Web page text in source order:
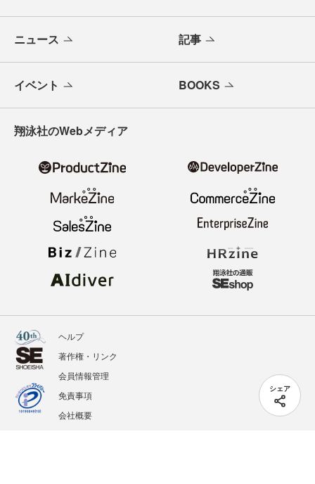
シェア
ニュース 記事
イベント BOOKS
翔泳社のWebメディア
ヘルプ
著作権・リンク
会員情報管理
免責事項
会社概要